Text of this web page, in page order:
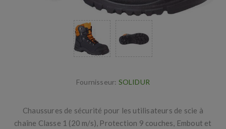
Fournisseur: SOLIDUR
Chaussures de sécurité pour les utilisateurs de scie à
chaîne Classe 1 (20 m/s), Protection 9 couches, Embout et